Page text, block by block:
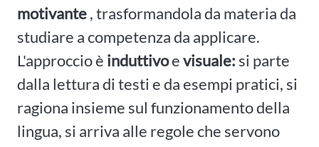
motivante, trasformandola da materia da
studiare a competenza da applicare.
L'approccio è induttivoevisuale:si parte
dalla lettura di testi e da esempi pratici, si
ragiona insieme sul funzionamento della
lingua, si arriva alle regole che servono